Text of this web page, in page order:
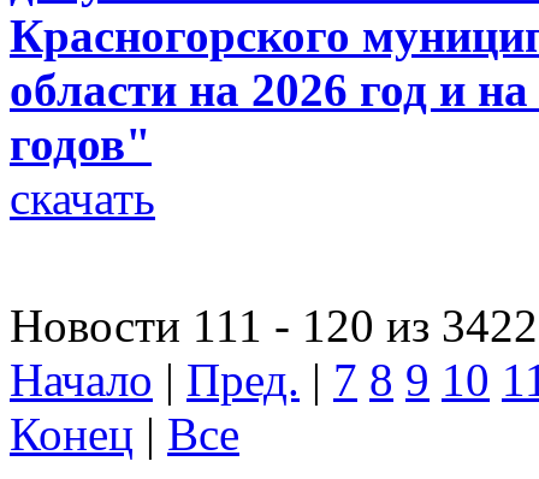
Красногорского
области на 2026 год и
годов"
скачать
Новости 111 - 120 из 3422
Начало | Пред. | 7 8 9 10
Конец | Все